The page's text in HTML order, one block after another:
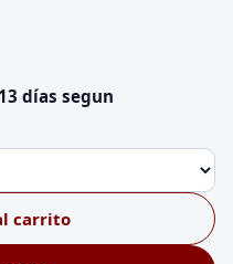
días segun
carrito